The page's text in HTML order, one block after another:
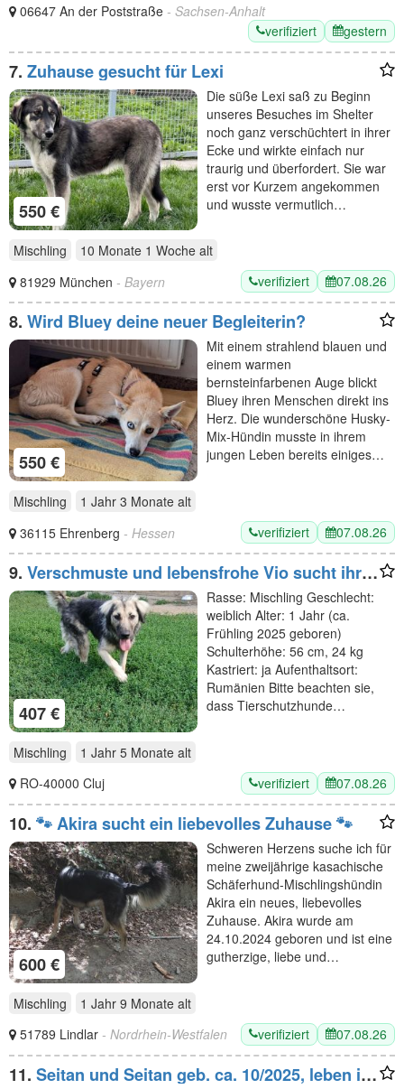
06647 An der Poststraße - Sachsen-Anhalt
verifiziert
gestern
7. Zuhause gesucht für Lexi
550 €
Die süße Lexi saß zu Beginn
unseres Besuches im Shelter
noch ganz verschüchtert in ihrer
Ecke und wirkte einfach nur
traurig und überfordert. Sie war
erst vor Kurzem angekommen
und wusste vermutlich…
Mischling 10 Monate 1 Woche alt
81929 München - Bayern verifiziert 07.08.26
8. Wird Bluey deine neuer Begleiterin?
550 €
Mit einem strahlend blauen und
einem warmen
bernsteinfarbenen Auge blickt
Bluey ihren Menschen direkt ins
Herz. Die wunderschöne Husky-
Mix-Hündin musste in ihrem
jungen Leben bereits einiges…
Mischling 1 Jahr 3 Monate alt
36115 Ehrenberg - Hessen verifiziert 07.08.26
9. Verschmuste und lebensfrohe Vio sucht ihr
Familie.
407 €
Rasse: Mischling Geschlecht:
weiblich Alter: 1 Jahr (ca.
Frühling 2025 geboren)
Schulterhöhe: 56 cm, 24 kg
Kastriert: ja Aufenthaltsort:
Rumänien Bitte beachten sie,
dass Tierschutzhunde…
Mischling 1 Jahr 5 Monate alt
RO-40000 Cluj
verifiziert 07.08.26
10. 🐾 Akira sucht ein liebevolles Zuhause 🐾
600 €
Schweren Herzens suche ich für
meine zweijährige kasachische
Schäferhund-Mischlingshündin
Akira ein neues, liebevolles
Zuhause. Akira wurde am
24.10.2024 geboren und ist eine
gutherzige, liebe und…
Mischling 1 Jahr 9 Monate alt
51789 Lindlar - Nordrhein-Westfalen verifiziert 07.08.26
11. Seitan und Seitan geb. ca. 10/2025, leben in